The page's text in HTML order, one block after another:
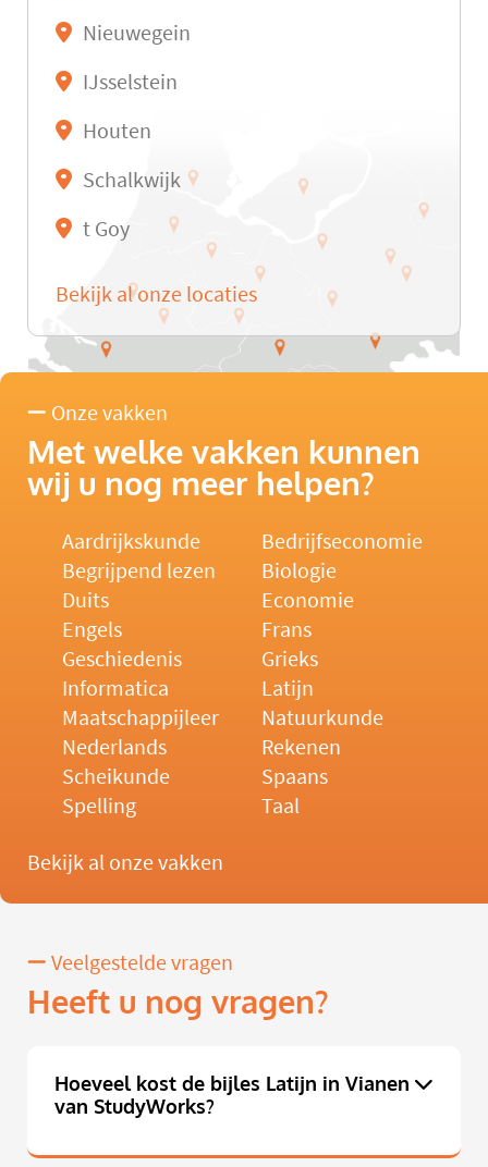
Nieuwegein
IJsselstein
Houten
Schalkwijk
t Goy
Bekijk al onze locaties
Onze vakken
Met welke vakken kunnen
wij u nog meer helpen?
Aardrijkskunde
Bedrijfseconomie
Begrijpend lezen
Biologie
Duits
Economie
Engels
Frans
Geschiedenis
Grieks
Informatica
Latijn
Maatschappijleer
Natuurkunde
Nederlands
Rekenen
Scheikunde
Spaans
Spelling
Taal
Bekijk al onze vakken
Veelgestelde vragen
Heeft u nog vragen?
Hoeveel kost de bijles Latijn in Vianen
van StudyWorks?